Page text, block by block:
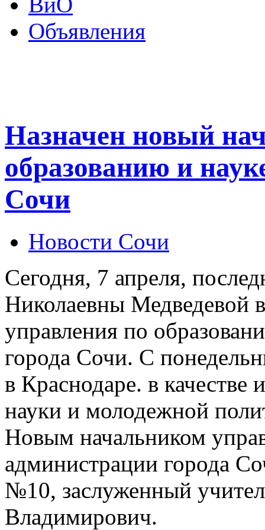
Объявления
Назначен новый
образованию и
Сочи
Новости Сочи
Сегодня, 7 апреля,
Николаевны Медведевой
управления по
города Сочи. С
в Краснодаре. в качестве
науки и молодежной
Новым начальником
администрации города
№10, заслуженный
Владимирович.